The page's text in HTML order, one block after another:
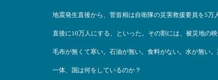
地震発生直後から、菅首相は自衛隊の災害救援要員を5万
直後に10万人にする、といった。その割には、被災地の
毛布が無くて寒い。石油が無い。食料がない。水が無い
一体、国は何をしているのか？